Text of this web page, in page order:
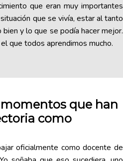
que eran muy importantes
que se vivía, estar al tanto
y lo que se podía hacer mejor.
que todos aprendimos mucho.
que han
como
oficialmente como docente de